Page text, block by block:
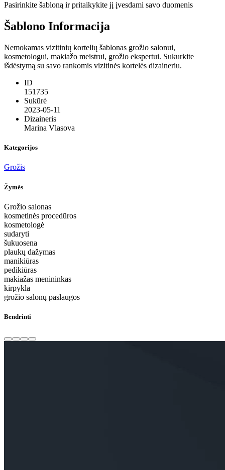
Pasirinkite šabloną ir pritaikykite jį įvesdami savo duomenis
Šablono Informacija
Nemokamas vizitinių kortelių šablonas grožio salonui,
kosmetologui, makiažo meistrui, grožio ekspertui. Sukurkite
išdėstymą su savo rankomis vizitinės kortelės dizaineriu.
ID
151735
Sukūrė
2023-05-11
Dizaineris
Marina Vlasova
Kategorijos
Grožis
Žymės
Grožio salonas
kosmetinės procedūros
kosmetologė
sudaryti
šukuosena
plaukų dažymas
manikiūras
pedikiūras
makiažas menininkas
kirpykla
grožio salonų paslaugos
Bendrinti